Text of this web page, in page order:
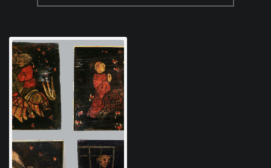
Rinascimento, Cinisello Balsamo (MI) 2019